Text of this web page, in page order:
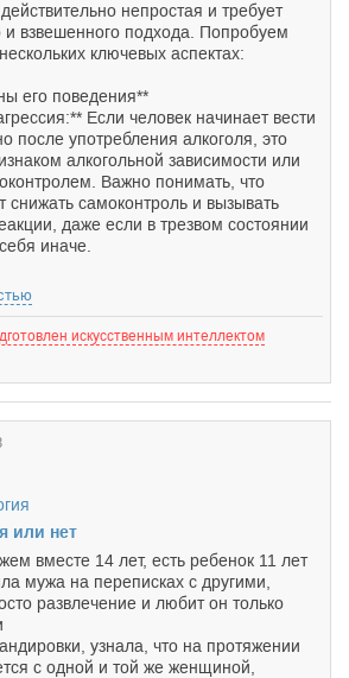
непростая и требует
и взвешенного подхода. Попробуем
ключевых аспектах:
его поведения**
Если человек начинает вести
после употребления алкоголя, это
алкогольной зависимости или
Важно понимать, что
снижать самоконтроль и вызывать
даже если в трезвом состоянии
иначе.
искусственным интеллектом
или нет
вместе 14 лет, есть ребенок 11 лет
мужа на переписках с другими,
развлечение и любит он только
узнала, что на протяжении
с одной и той же женщиной,